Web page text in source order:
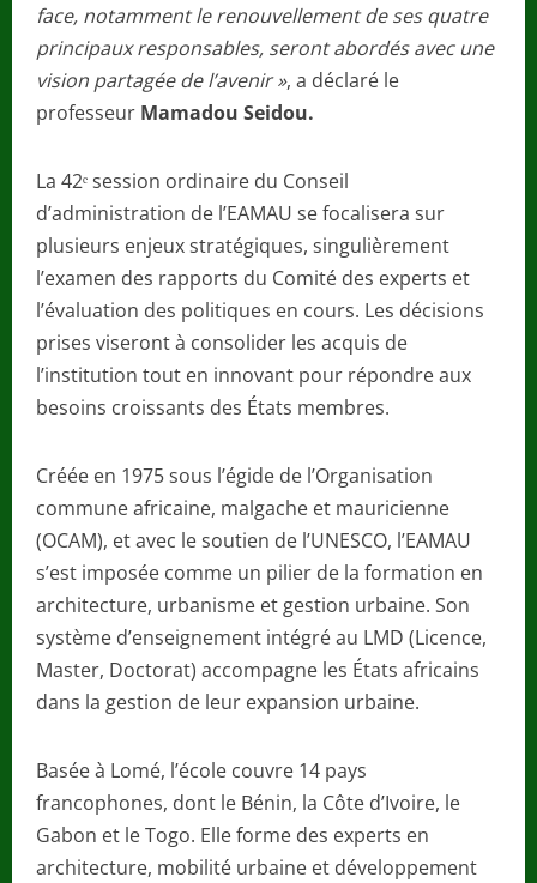
face, notamment le renouvellement de ses quatre
principaux responsables, seront abordés avec une
vision partagée de l’avenir », a déclaré le
professeur Mamadou Seidou.
La 42ᵉ session ordinaire du Conseil
d’administration de l’EAMAU se focalisera sur
plusieurs enjeux stratégiques, singulièrement
l’examen des rapports du Comité des experts et
l’évaluation des politiques en cours. Les décisions
prises viseront à consolider les acquis de
l’institution tout en innovant pour répondre aux
besoins croissants des États membres.
Créée en 1975 sous l’égide de l’Organisation
commune africaine, malgache et mauricienne
(OCAM), et avec le soutien de l’UNESCO, l’EAMAU
s’est imposée comme un pilier de la formation en
architecture, urbanisme et gestion urbaine. Son
système d’enseignement intégré au LMD (Licence,
Master, Doctorat) accompagne les États africains
dans la gestion de leur expansion urbaine.
Basée à Lomé, l’école couvre 14 pays
francophones, dont le Bénin, la Côte d’Ivoire, le
Gabon et le Togo. Elle forme des experts en
architecture, mobilité urbaine et développement